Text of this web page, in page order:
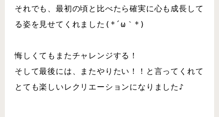
それでも、最初の頃と比べたら確実に心も成長して
る姿を見せてくれました(*´ω｀*)
悔しくてもまたチャレンジする！
そして最後には、またやりたい！！と言ってくれて
とても楽しいレクリエーションになりました♪